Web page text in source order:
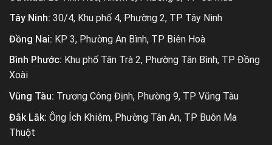
Tây Ninh: 30/4, Khu phố 4, Phường 2, TP Tây Ninh
Đồng Nai: KP 3, Phường An Bình, TP Biên Hoà
Bình Phước: Khu phố Tân Trà 2, Phường Tân Bình, TP Đồng
Xoài
Vũng Tàu: Trương Công Định, Phường 9, TP Vũng Tàu
Đắk Lắk: Ông Ích Khiêm, Phường Tân An, TP Buôn Ma
Thuột